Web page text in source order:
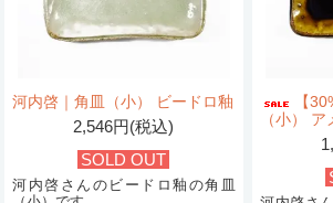
河内啓｜角皿（小） ビードロ釉
2,546円(税込)
SOLD OUT
河内啓さんのビードロ釉の角皿
【
（小） ア